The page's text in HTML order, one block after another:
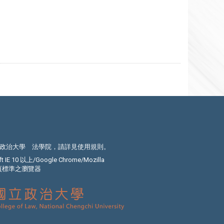
治大學 法學院，請詳見使用規則 。
IE 10 以上/Google Chrome/Mozilla
標準之瀏覽器